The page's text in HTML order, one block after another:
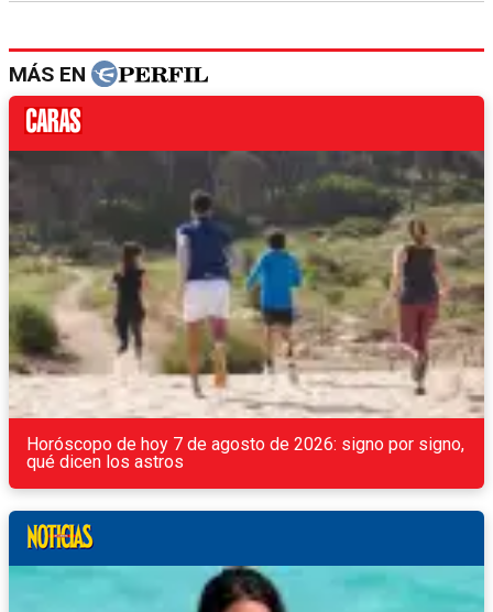
MÁS EN
Horóscopo de hoy 7 de agosto de 2026: signo por signo,
qué dicen los astros